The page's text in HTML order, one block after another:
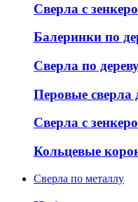
Сверла с
Балеринки по
Сверла по
Перовые сверла
Сверла с
Кольцевые
Сверла по металлу